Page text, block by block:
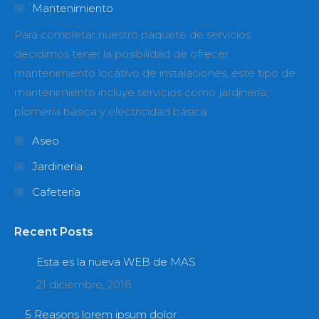
windowwindow
Mantenimiento
Para completar nuestro paquete de servicios
decidimos tener la posibilidad de ofrecer
mantenimiento locativo de instalaciones, este tipo de
mantenimiento incluye servicios como jardinería,
plomería básica y electricidad básica.
Aseo
Jardinería
Cafetería
Recent Posts
Esta es la nueva WEB de MAS
21 diciembre, 2016
5 Reasons lorem ipsum dolor